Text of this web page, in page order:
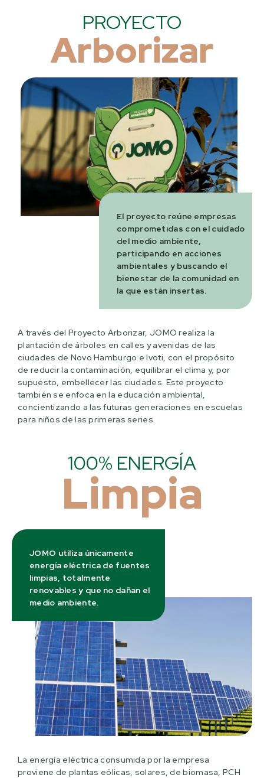
PROYECTO
Arborizar
El proyecto reúne empresas
comprometidas con el cuidado
del medio ambiente,
participando en acciones
ambientales y buscando el
bienestar de la comunidad en
la que están insertas.
A través del Proyecto Arborizar, JOMO realiza la
plantación de árboles en calles y avenidas de las
ciudades de Novo Hamburgo e Ivoti, con el propósito
de reducir la contaminación, equilibrar el clima y, por
supuesto, embellecer las ciudades. Este proyecto
también se enfoca en la educación ambiental,
concientizando a las futuras generaciones en escuelas
para niños de las primeras series.
100% ENERGÍA
Limpia
JOMO utiliza únicamente
energía eléctrica de fuentes
limpias, totalmente
renovables y que no dañan el
medio ambiente.
La energía eléctrica consumida por la empresa
proviene de plantas eólicas, solares, de biomasa, PCH